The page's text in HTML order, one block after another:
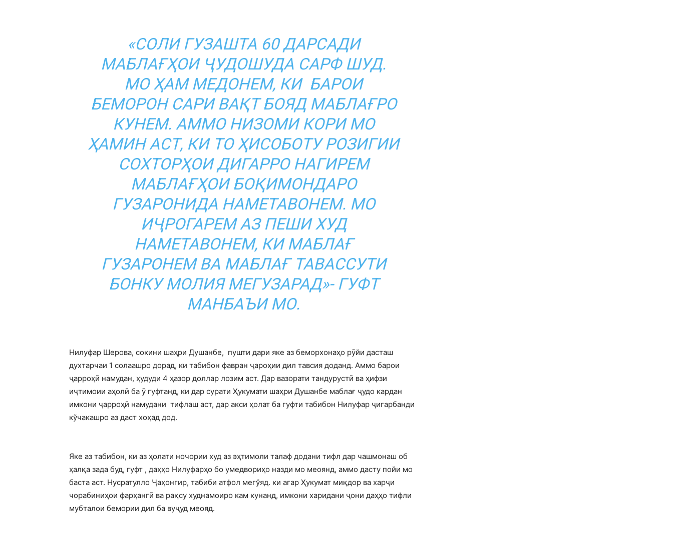
«СОЛИ ГУЗАШТА 60 ДАРСАДИ
МАБЛАҒҲОИ ҶУДОШУДА САРФ ШУД.
МО ҲАМ МЕДОНЕМ, КИ БАРОИ
БЕМОРОН САРИ ВАҚТ БОЯД МАБЛАҒРО
КУНЕМ. АММО НИЗОМИ КОРИ МО
ҲАМИН АСТ, КИ ТО ҲИСОБОТУ РОЗИГИИ
СОХТОРҲОИ ДИГАРРО НАГИРЕМ
МАБЛАҒҲОИ БОҚИМОНДАРО
ГУЗАРОНИДА НАМЕТАВОНЕМ. МО
ИҶРОГАРЕМ АЗ ПЕШИ ХУД
НАМЕТАВОНЕМ, КИ МАБЛАҒ
ГУЗАРОНЕМ ВА МАБЛАҒ ТАВАССУТИ
БОНКУ МОЛИЯ МЕГУЗАРАД»- ГУФТ
МАНБАЪИ МО.
Нилуфар Шерова, сокини шаҳри Душанбе, пушти дари яке аз беморхонаҳо рӯйи дасташ
духтарчаи 1 солаашро дорад, ки табибон фавран ҷароҳии дил тавсия доданд. Аммо барои
ҷарроҳӣ намудан, ҳудуди 4 ҳазор доллар лозим аст. Дар вазорати тандурустӣ ва ҳифзи
иҷтимоии аҳолӣ ба ӯ гуфтанд, ки дар сурати Ҳукумати шаҳри Душанбе маблағ ҷудо кардан
имкони ҷарроҳӣ намудани тифлаш аст, дар акси ҳолат ба гуфти табибон Нилуфар ҷигарбанди
кўчакашро аз даст хоҳад дод.
Яке аз табибон, ки аз ҳолати ночории худ аз эҳтимоли талаф додани тифл дар чашмонаш об
ҳалқа зада буд, гуфт , даҳҳо Нилуфарҳо бо умедвориҳо назди мо меоянд, аммо дасту пойи мо
баста аст. Нусратулло Ҷаҳонгир, табиби атфол мегўяд. ки агар Ҳукумат миқдор ва харҷи
чорабиниҳои фарҳангӣ ва рақсу худнамоиро кам кунанд, имкони харидани ҷони даҳҳо тифли
мубталои бемории дил ба вуҷуд меояд.